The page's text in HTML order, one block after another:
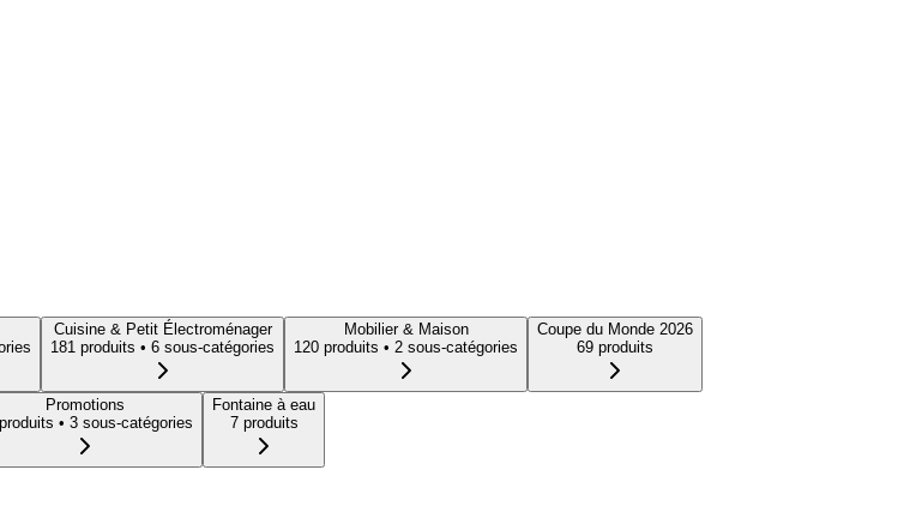
Cuisine & Petit Électroménager
181 produits • 6 sous-catégories
Mobilier & Maison
120 produits • 2 sous-catégories
Coupe du Monde 2026
69 produits
Promotions
produits • 3 sous-catégories
Fontaine à eau
7produits